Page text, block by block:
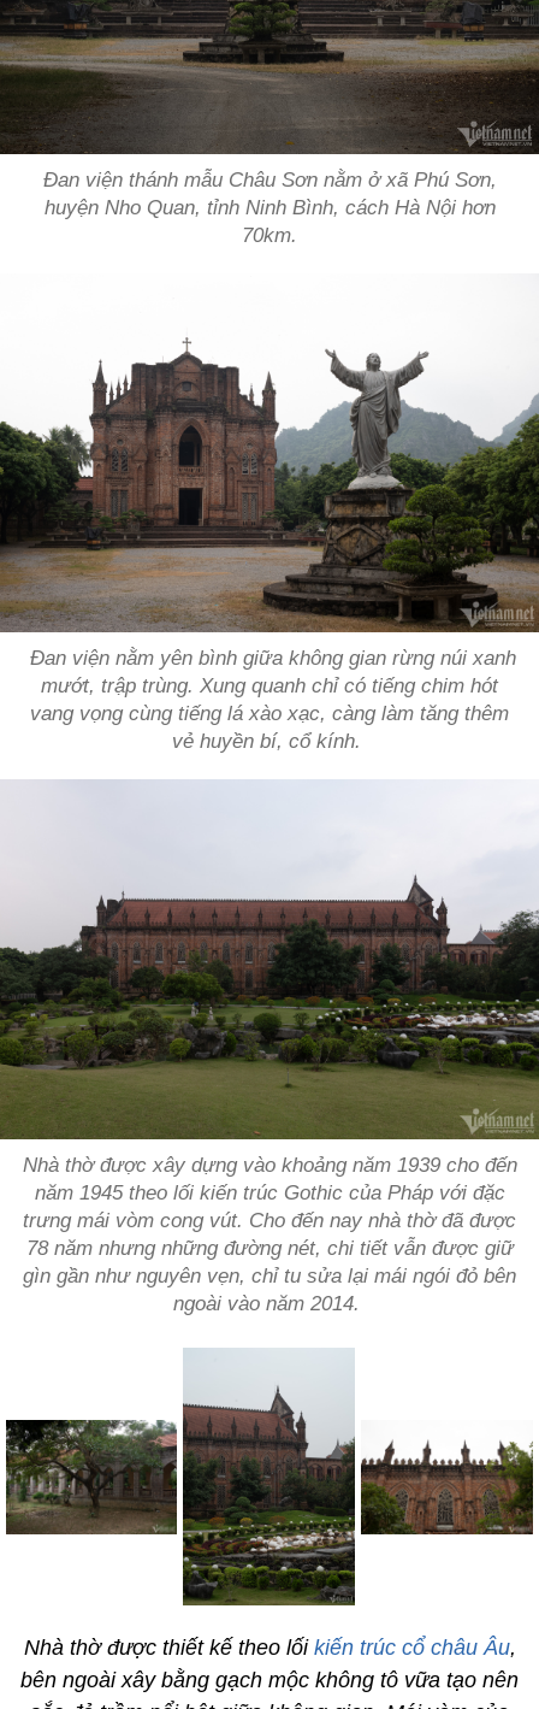
Đan viện thánh mẫu Châu Sơn nằm ở xã Phú Sơn,
huyện Nho Quan, tỉnh Ninh Bình, cách Hà Nội hơn
70km.
Đan viện nằm yên bình giữa không gian rừng núi xanh
mướt, trập trùng. Xung quanh chỉ có tiếng chim hót
vang vọng cùng tiếng lá xào xạc, càng làm tăng thêm
vẻ huyền bí, cổ kính.
Nhà thờ được xây dựng vào khoảng năm 1939 cho đến
năm 1945 theo lối kiến trúc Gothic của Pháp với đặc
trưng mái vòm cong vút. Cho đến nay nhà thờ đã được
78 năm nhưng những đường nét, chi tiết vẫn được giữ
gìn gần như nguyên vẹn, chỉ tu sửa lại mái ngói đỏ bên
ngoài vào năm 2014.
Nhà thờ được thiết kế theo lối kiến trúc cổ châu Âu,
bên ngoài xây bằng gạch mộc không tô vữa tạo nên